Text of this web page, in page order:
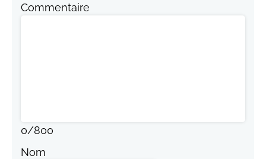
Commentaire
0/800
Nom